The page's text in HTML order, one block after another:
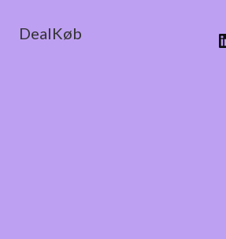
DealKøb